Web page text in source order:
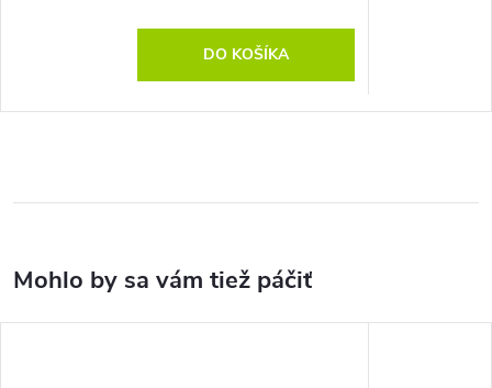
DO KOŠÍKA